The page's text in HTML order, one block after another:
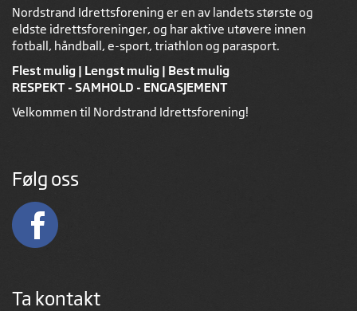
Nordstrand Idrettsforening er en av landets største og
eldste idrettsforeninger, og har aktive utøvere innen
fotball, håndball, e-sport, triathlon og parasport.
Flest mulig | Lengst mulig | Best mulig
RESPEKT - SAMHOLD - ENGASJEMENT
Velkommen til Nordstrand Idrettsforening!
Følg oss
Ta kontakt